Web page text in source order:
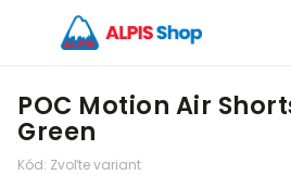
POC Motion Air
Green
Kód: Zvoľte variant